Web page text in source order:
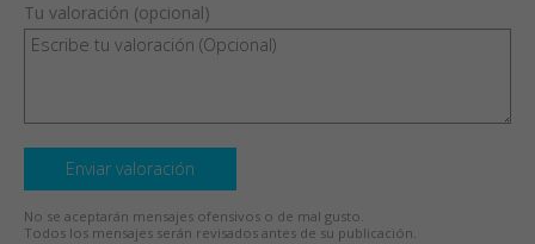
Tu valoración (opcional)
Enviar valoración
No se aceptarán mensajes ofensivos o de mal gusto.
Todos los mensajes serán revisados antes de su publicación.